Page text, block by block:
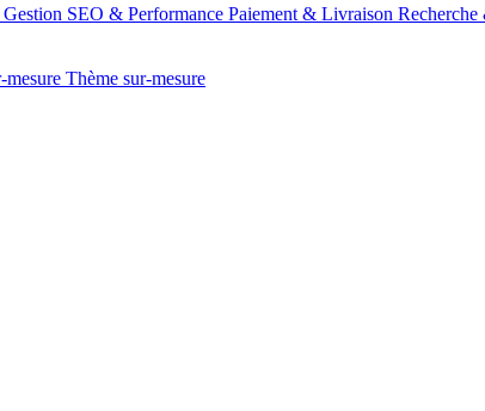
SEO & Performance Paiement & Livraison
mesure Thème sur-mesure